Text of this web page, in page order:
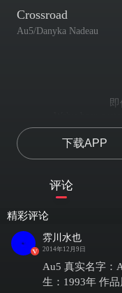
Crossroad
Au5/Danyka Nadeau
我
就好
下载APP
评论
精彩评论
雰川水也
2014年12月9日
Au5 真实名字：
生：1993年 作品